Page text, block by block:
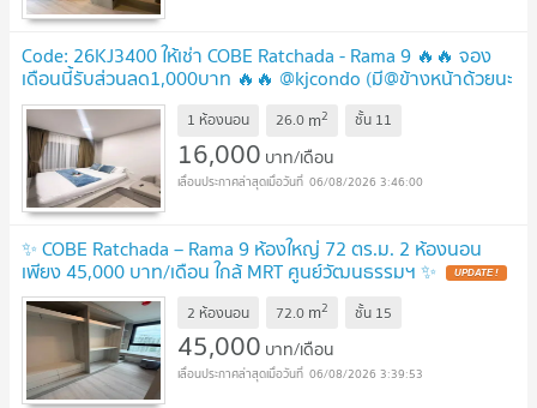
Code: 26KJ3400 ให้เช่า COBE Ratchada - Rama 9 🔥🔥 จอง
เดือนนี้รับส่วนลด1,000บาท 🔥🔥 @kjcondo (มี@ข้างหน้าด้วยนะ
คะ)
1 ห้องนอน 26.0 m2 ชั้น 11
16,000 บาท/เดือน
06/08/2026 3:46:00
✨ COBE Ratchada – Rama 9 ห้องใหญ่ 72 ตร.ม. 2 ห้องนอน
เพียง 45,000 บาท/เดือน ใกล้ MRT ศูนย์วัฒนธรรมฯ ✨
2 ห้องนอน 72.0 m2 ชั้น 15
45,000 บาท/เดือน
06/08/2026 3:39:53